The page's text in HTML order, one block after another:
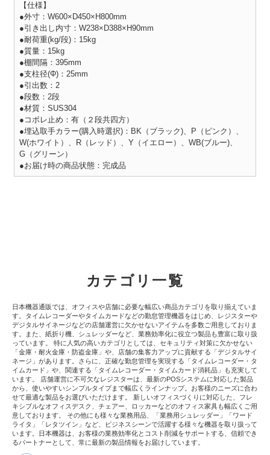
【仕様】
●外寸：W600×D450×H800mm
●引き出し内寸：W238×D388×H90mm
●耐荷重(kg/段)：15kg
●質量：15kg
●棚間隔：395mm
●支柱径(Φ)：25mm
●引出数：2
●段数：2段
●材質：SUS304
●コボレ止め：有（２段共四方）
●埋込取手カラー(購入時選択)：BK（ブラック)、P（ピンク）、
W(ホワイト）、R（レッド）、Y（イエロー）、WB(ブルー)、
G（グリーン）
●お届け時の商品状態：完成品
カテゴリ一覧
日本機器通販では、オフィスや店舗に必要な幅広い商品カテゴリを取り揃えていま
す。タイムレコーダーやタイムカードなどの勤怠管理機器をはじめ、レジスターや
デジタルサイネージなどの店舗運営に欠かせないアイテムを多数ご用意しておりま
す。また、紙折り機、シュレッダーなど、業務効率化に役立つ製品も豊富に取り扱
っています。 特に人気の高いカテゴリとしては、セキュリティ対策に欠かせない
「金庫・耐火金庫・防盗金庫」や、店舗の集客力アップに貢献する「デジタルサイ
ネージ」があります。さらに、正確な勤怠管理を実現する「タイムレコーダー・タ
イムカード」や、関連する「タイムレコーダー・タイムカード消耗品」も充実して
います。 店舗運営に不可欠なレジスターは、最新のPOSシステムに対応した製品
から、使いやすいシンプルタイプまで幅広くラインナップ。お客様のニーズに合わ
せて最適な製品をお選びいただけます。 新しいオフィスづくりに対応した、フレ
キシブルなオフィスデスク、チェアー、ロッカーなどのオフィス家具も幅広くご用
意しております。 その他にも様々な業務用品、「業務用シュレッダー」「ワード
ライタ」「レタツイン」など、ビジネスシーンで活躍する様々な機器を取り扱って
います。日本機器は、お客様の業務効率化とコスト削減をサポートする、信頼でき
るパートナーとして、常に最新の製品情報をお届けしています。